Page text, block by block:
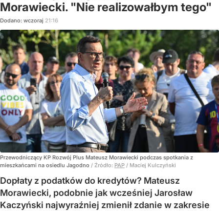
Morawiecki. "Nie realizowałbym tego"
Dodano: wczoraj 21:16
Przewodniczący KP Rozwój Plus Mateusz Morawiecki podczas spotkania z
mieszkańcami na osiedlu Jagodno / Źródło: PAP / Maciej Kulczyński
Dopłaty z podatków do kredytów? Mateusz
Morawiecki, podobnie jak wcześniej Jarosław
Kaczyński najwyraźniej zmienił zdanie w zakresie